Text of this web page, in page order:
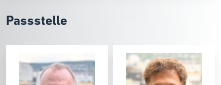
Passstelle